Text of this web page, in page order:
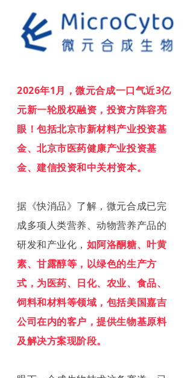
2026年1月，微元合成一口气近3亿
元新一轮股权融资，投资方阵容亮
眼！包括北京市新材料产业投资基
金、北京市医药健康产业投资基
金、建信投资和中关村资本。
据《快消品》了解，微元合成已完
成多项人类营养、动物营养产品的
研发和产业化， 如阿洛酮糖、叶黄
素、甘露醇等，以绿色的生产方
式，为医药、日化、农业、食品、
饲料和材料等领域，包括美国嘉吉
公司在内的客户，提供生物基原料
及解决方案现阶段。